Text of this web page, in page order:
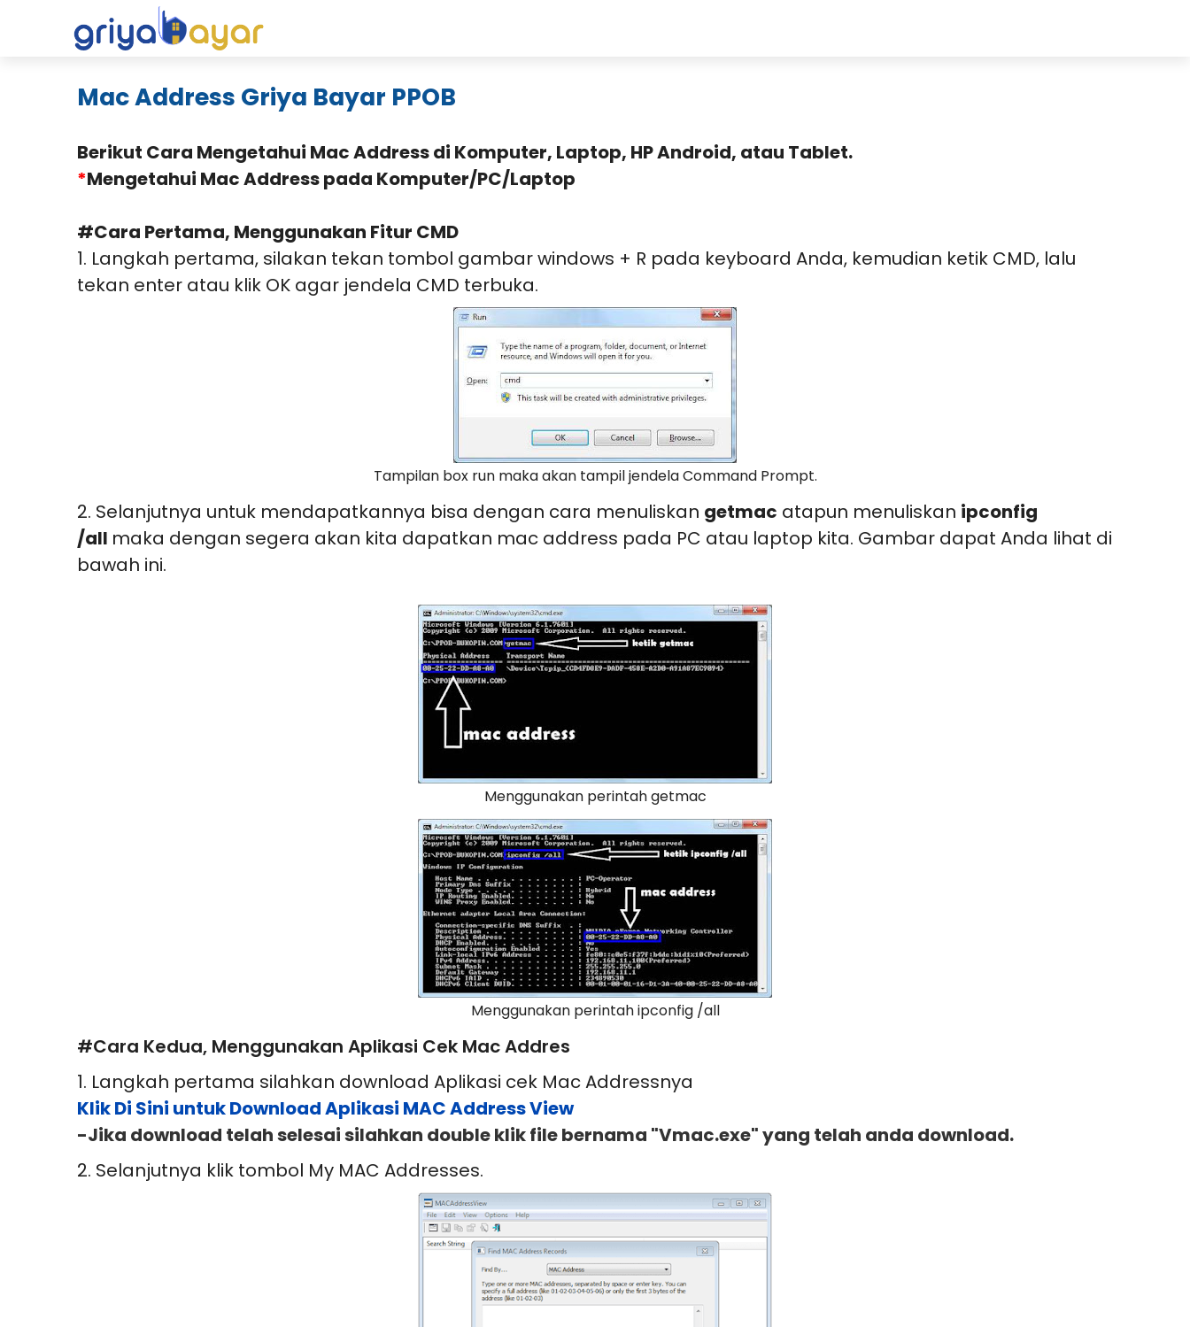
Mac Address Griya Bayar PPOB
Berikut Cara Mengetahui Mac Address di Komputer, Laptop, HP Android, atau Tablet.
*Mengetahui Mac Address pada Komputer/PC/Laptop
#Cara Pertama, Menggunakan Fitur CMD
1. Langkah pertama, silakan tekan tombol gambar windows + R pada keyboard Anda, kemudian ketik CMD, lalu
tekan enter atau klik OK agar jendela CMD terbuka.
Tampilan box run maka akan tampil jendela Command Prompt.
2. Selanjutnya untuk mendapatkannya bisa dengan cara menuliskan getmac atapun menuliskan ipconfig
/all maka dengan segera akan kita dapatkan mac address pada PC atau laptop kita. Gambar dapat Anda lihat di
bawah ini.
Menggunakan perintah getmac
Menggunakan perintah ipconfig /all
#Cara Kedua, Menggunakan Aplikasi Cek Mac Addres
1. Langkah pertama silahkan download Aplikasi cek Mac Addressnya
Klik Di Sini untuk Download Aplikasi MAC Address View
-Jika download telah selesai silahkan double klik file bernama "Vmac.exe" yang telah anda download.
2. Selanjutnya klik tombol My MAC Addresses.